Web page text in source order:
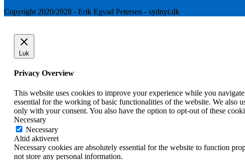
Copyright 2020/2028 - Erik Egvad Petersen - sydnyt.dk
Luk
Privacy Overview
This website uses cookies to improve your experience while you
essential for the working of basic functionalities of the website. We also
only with your consent. You also have the option to opt-out of these
Necessary
Necessary
Altid aktiveret
Necessary cookies are absolutely essential for the website to function
not store any personal information.